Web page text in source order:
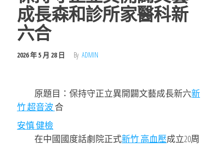
成長森和診所家醫科新
六合
2026 年 5 月 28 日 By ADMIN
原題目：保持守正立異開闢文藝成長新六新
竹 超音波 合
安慎 健檢
在中國國度話劇院正式新竹 高血壓成立20周